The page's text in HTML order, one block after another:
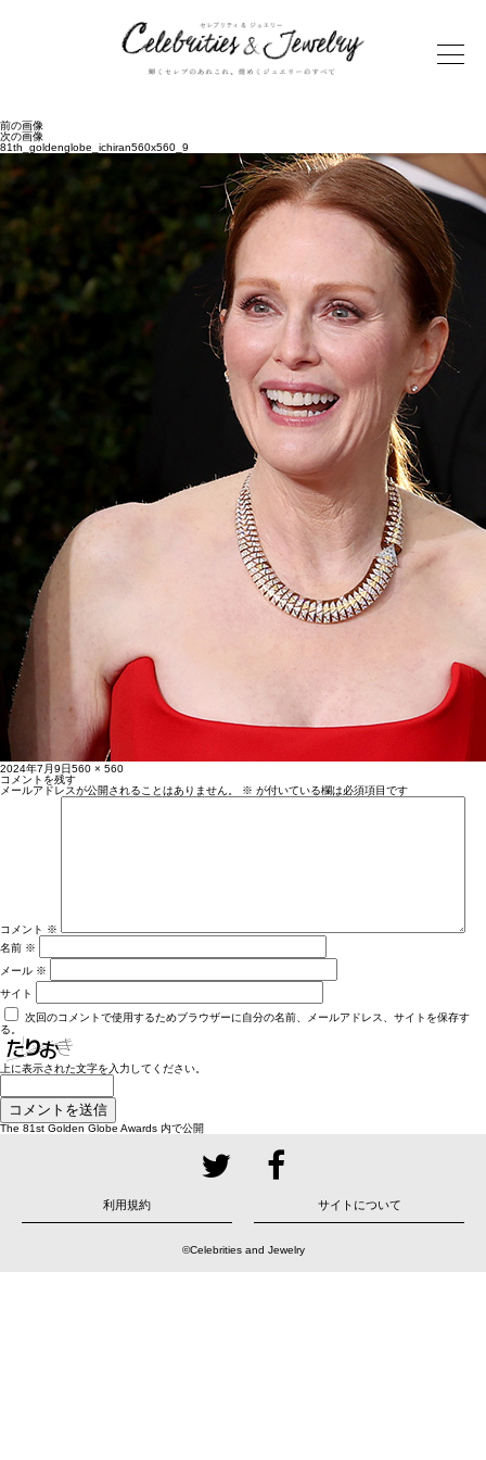
前の画像
次の画像
81th_goldenglobe_ichiran560x560_9
投
稿
日:
2024年7月9日フ
ル
サ
イ
560 × 560
コメントを残す
メールアドレスが公開されることはありません。
※ が付いている欄は必須項目です
コメント ※
名前 ※
メール ※
サイト
次回のコメントで使用するためブラウザーに自分の名前、メールアドレス、サイトを保存す
る。
上に表示された文字を入力してください。
投
The 81st Golden Globe Awards 内で公開
利用規約 サイトについて
©Celebrities and Jewelry